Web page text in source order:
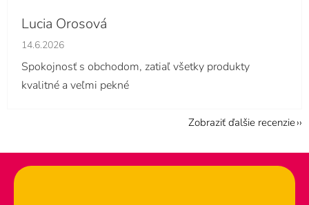
Lucia Orosová
Hodnotenie obchodu je 5 z 5 hviezdičiek.
14.6.2026
Spokojnosť s obchodom, zatiaľ všetky produkty
kvalitné a veľmi pekné
Zobraziť ďalšie recenzie